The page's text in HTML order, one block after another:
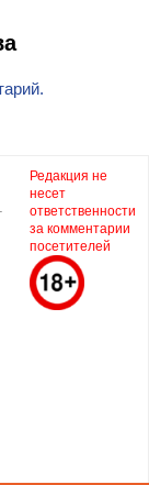
Редакция не
несет
ответственности
за комментарии
посетителей